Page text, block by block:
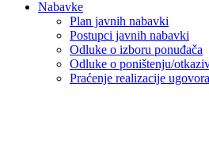
Nabavke
Plan javnih nabavki
Postupci javnih nabavki
Odluke o izboru ponuđača
Odluke o poništenju/
Praćenje realizacije ugovora